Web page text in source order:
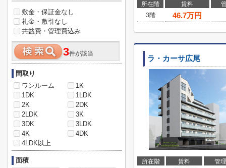
所在階 賃料
3階
46.7万円
ラ・カーサ広尾
所在階 賃料
管
敷金・保証金なし
礼金・敷引なし
共益費・管理費込み
3件が該当
間取り
ワンルーム
1K
1DK
1LDK
2K
2DK
2LDK
3K
3DK
3LDK
4K
4DK
4LDK以上
面積